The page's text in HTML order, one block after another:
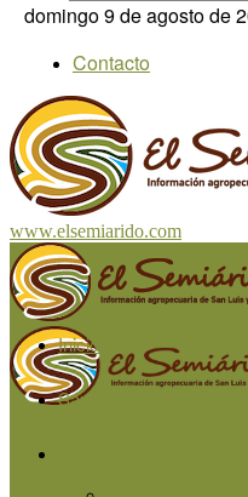
domingo 9 de agosto de
Contacto
www.elsemiarido.com
Inicio
San Luis